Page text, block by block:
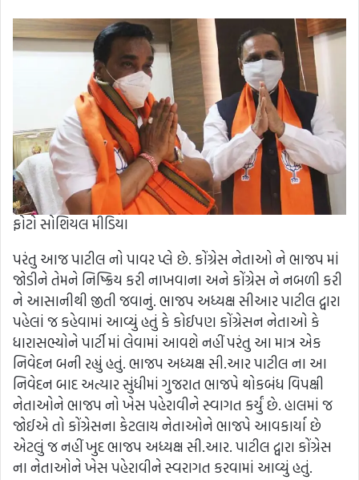
ફોટો સોશિયલ મીડિયા
પરંતુ આજ પાટીલ નો પાવર પ્લે છે. કોંગ્રેસ નેતાઓ ને ભાજપ માં
જોડીને તેમને નિષ્ક્રિય કરી નાખવાના અને કોંગ્રેસ ને નબળી કરી
ને આસાનીથી જીતી જવાનું. ભાજપ અધ્યક્ષ સીઆર પાટીલ દ્વારા
પહેલાં જ કહેવામાં આવ્યું હતું કે કોઈપણ કોંગ્રેસન નેતાઓ કે
ધારાસભ્યોને પાર્ટી માં લેવામાં આવશે નહીં પરંતુ આ માત્ર એક
નિવેદન બની રહ્યું હતું. ભાજપ અધ્યક્ષ સી.આર પાટીલ ના આ
નિવેદન બાદ અત્યાર સુંધીમાં ગુજરાત ભાજપે થોકબંધ વિપક્ષી
નેતાઓને ભાજપ નો ખેસ પહેરાવીને સ્વાગત કર્યું છે. હાલમાં જ
જોઈએ તો કોંગ્રેસના કેટલાય નેતાઓને ભાજપે આવકાર્યા છે
એટલું જ નહીં ખુદ ભાજપ અધ્યક્ષ સી.આર. પાટીલ દ્વારા કોંગ્રેસ
ના નેતાઓને ખેસ પહેરાવીને સ્વરાગત કરવામાં આવ્યું હતું.